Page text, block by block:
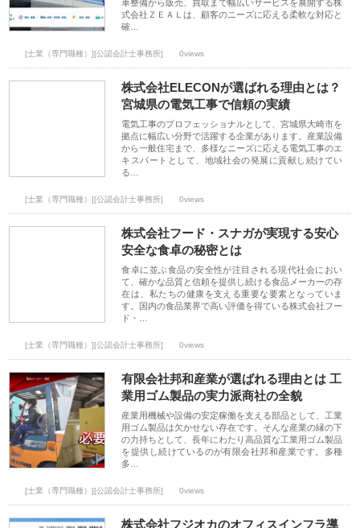
車整備から販売、買取まで幅広いサービスを展開する株
式会社ＺＥＡＬは、顧客のニーズに応える柔軟な対応と
確…
[士業（専門職種）][公認会計士事務所] 0views
株式会社ELECONが選ばれる理由とは？
宮城県の電気工事で信頼の実績
電気工事のプロフェッショナルとして、宮城県大崎市を
拠点に幅広い分野で活躍する企業があります。産業設備
から一般住宅まで、多様なニーズに応える電気工事のエ
キスパートとして、地域社会の発展に貢献し続けてい
る…
[士業（専門職種）][公認会計士事務所] 0views
株式会社フード・スナガが実現する安心
安全な食卓の秘密とは
食卓に並ぶ食品の安全性が注目される現代社会におい
て、確かな品質と信頼を提供し続ける食品メーカーの存
在は、私たちの健康を支える重要な要素となっていま
す。国内の食品業界で高い評価を得ている株式会社フー
ド・…
[士業（専門職種）][公認会計士事務所] 0views
有限会社邦和産業が選ばれる理由とは 工
業用ゴム製品の実力派商社の全貌
産業用機械や設備の安定稼働を支える部品として、工業
用ゴム製品は欠かせない存在です。そんな産業の縁の下
の力持ちとして、長年にわたり高品質な工業用ゴム製品
を提供し続けているのが有限会社邦和産業です。多種
多…
[士業（専門職種）][公認会計士事務所] 0views
株式会社フジオカのオフィスインフラ導